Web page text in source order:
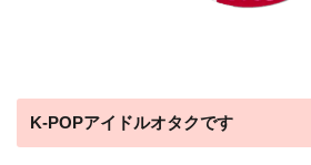
K-POPアイドルオタクです